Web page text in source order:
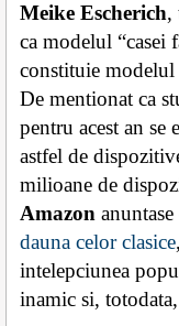
Meike Escherich,
ca modelul “casei
constituie modelul
De mentionat ca
pentru acest an
astfel de
milioane de
Amazon
dauna celor clasice
intelepciunea
inamic si,